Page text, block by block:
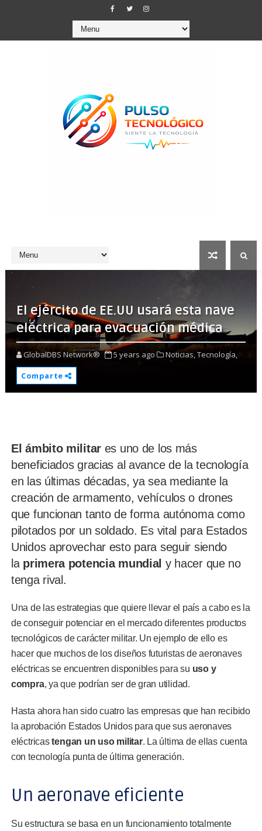
El ejército de EE.UU usará esta nave
eléctrica para evacuación médica
GlobalDBS Network® 5 years ago Noticias,Tecnología,
Comparte
El ámbito militar es uno de los más
beneficiados gracias al avance de la tecnología
en las últimas décadas, ya sea mediante la
creación de armamento, vehículos o drones
que funcionan tanto de forma autónoma como
pilotados por un soldado. Es vital para Estados
Unidos aprovechar esto para seguir siendo
la primera potencia mundial y hacer que no
tenga rival.
Una de las estrategias que quiere llevar el país a cabo es la
de conseguir potenciar en el mercado diferentes productos
tecnológicos de carácter militar. Un ejemplo de ello es
hacer que muchos de los diseños futuristas de aeronaves
eléctricas se encuentren disponibles para su uso y
compra, ya que podrían ser de gran utilidad.
Hasta ahora han sido cuatro las empresas que han recibido
la aprobación Estados Unidos para que sus aeronaves
eléctricastengan un uso militar. La última de ellas cuenta
con tecnología punta de última generación.
Un aeronave eficiente
Su estructura se basa en un funcionamiento totalmente